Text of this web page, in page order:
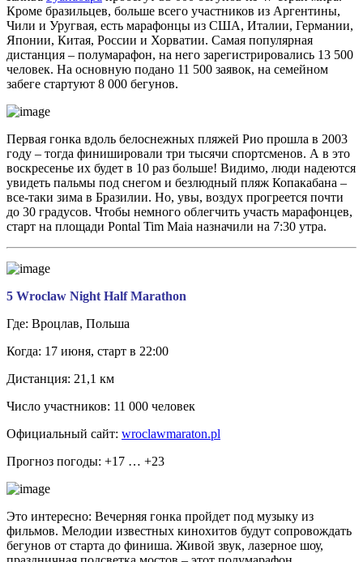
Кроме бразильцев, больше всего участников из Аргентины,
Чили и Уругвая, есть марафонцы из США, Италии, Германии,
Японии, Китая, России и Хорватии. Самая популярная
дистанция – полумарафон, на него зарегистрировались 13 500
человек. На основную подано 11 500 заявок, на семейном
забеге стартуют 8 000 бегунов.
Первая гонка вдоль белоснежных пляжей Рио прошла в 2003
году – тогда финишировали три тысячи спортсменов. А в это
воскресенье их будет в 10 раз больше! Видимо, люди надеются
увидеть пальмы под снегом и безлюдный пляж Копакабана –
все-таки зима в Бразилии. Но, увы, воздух прогреется почти
до 30 градусов. Чтобы немного облегчить участь марафонцев,
старт на площади Pontal Tim Maia назначили на 7:30 утра.
5 Wroclaw Night Half Marathon
Где: Вроцлав, Польша
Когда: 17 июня, старт в 22:00
Дистанция: 21,1 км
Число участников: 11 000 человек
Официальный сайт: wroclawmaraton.pl
Прогноз погоды: +17 … +23
Это интересно: Вечерняя гонка пройдет под музыку из
фильмов. Мелодии известных кинохитов будут сопровождать
бегунов от старта до финиша. Живой звук, лазерное шоу,